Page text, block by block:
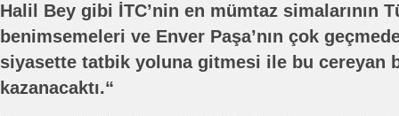
Halil Bey gibi İTC’nin en mümtaz simalarının
benimsemeleri ve Enver Paşa’nın çok
siyasette tatbik yoluna gitmesi ile bu cereyan
kazanacaktı.“